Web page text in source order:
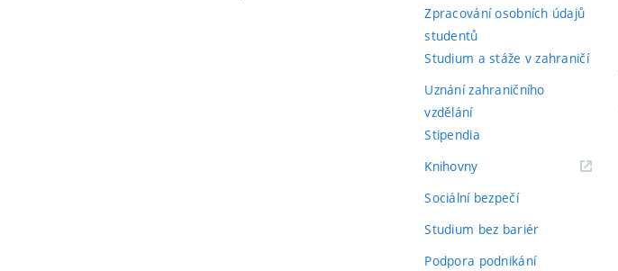
Zpracování osobních údajů
studentů
Studium a stáže v zahraničí
Uznání zahraničního
vzdělání
Stipendia
Knihovny(externí
Sociální bezpečí
Studium bez bariér
Podpora podnikání